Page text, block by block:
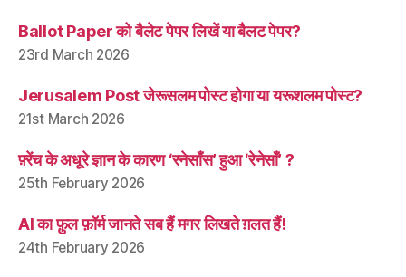
Ballot Paper को बैलेट पेपर लिखें या बैलट पेपर?
23rd March 2026
Jerusalem Post जेरूसलम पोस्ट होगा या यरूशलम पोस्ट?
21st March 2026
फ़्रेंच के अधूरे ज्ञान के कारण ‘रनेसाँस’ हुआ ‘रेनेसाँ’ ?
25th February 2026
AI का फ़ुल फ़ॉर्म जानते सब हैं मगर लिखते ग़लत हैं!
24th February 2026